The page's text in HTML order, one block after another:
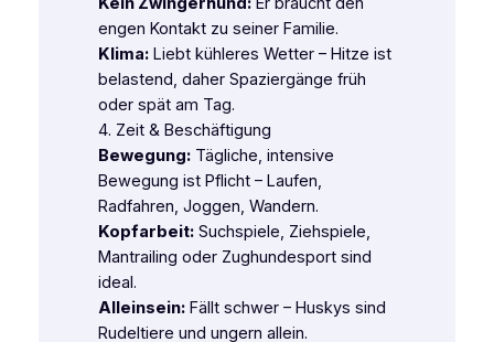
engen Kontakt zu seiner Familie.
Klima:Liebt kühleres Wetter – Hitze ist
belastend, daher Spaziergänge früh
oder spät am Tag.
4. Zeit & Beschäftigung
Bewegung:Tägliche, intensive
Bewegung ist Pflicht – Laufen,
Radfahren, Joggen, Wandern.
Kopfarbeit:Suchspiele, Ziehspiele,
Mantrailing oder Zughundesport sind
ideal.
Alleinsein:Fällt schwer – Huskys sind
Rudeltiere und ungern allein.